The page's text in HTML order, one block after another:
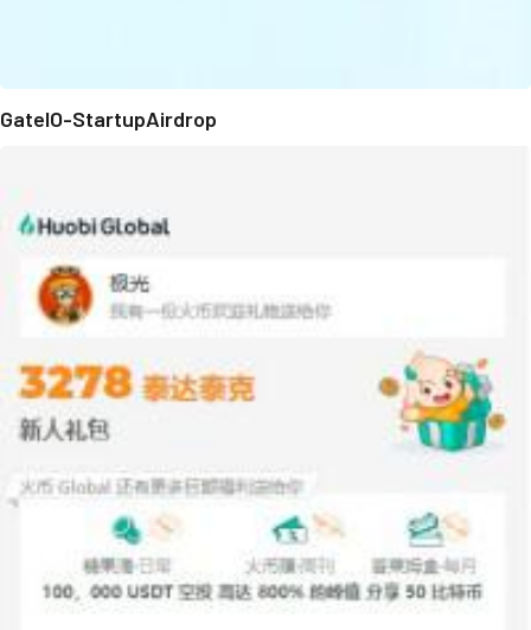
GateIO-StartupAirdrop